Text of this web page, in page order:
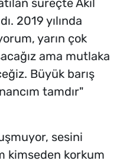
2019 yılında
yarın çok
ama mutlaka
Büyük barış
tamdır"
sesini
kimseden korkum